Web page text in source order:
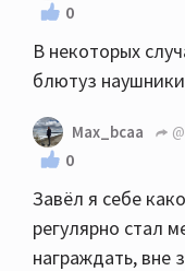
0
В некоторых
блютуз
Max_bcaa
0
Завёл я себе
регулярно стал
награждать, вне